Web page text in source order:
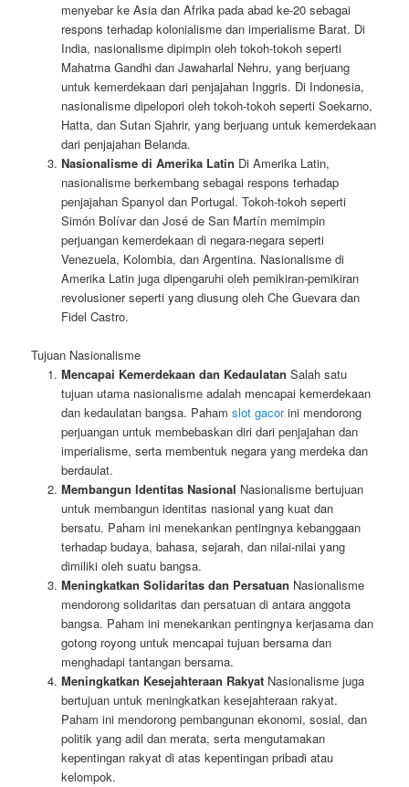
menyebar ke Asia dan Afrika pada abad ke-20 sebagai
respons terhadap kolonialisme dan imperialisme Barat. Di
India, nasionalisme dipimpin oleh tokoh-tokoh seperti
Mahatma Gandhi dan Jawaharlal Nehru, yang berjuang
untuk kemerdekaan dari penjajahan Inggris. Di Indonesia,
nasionalisme dipelopori oleh tokoh-tokoh seperti Soekarno,
Hatta, dan Sutan Sjahrir, yang berjuang untuk kemerdekaan
dari penjajahan Belanda.
Nasionalisme di Amerika Latin Di Amerika Latin,
nasionalisme berkembang sebagai respons terhadap
penjajahan Spanyol dan Portugal. Tokoh-tokoh seperti
Simón Bolívar dan José de San Martín memimpin
perjuangan kemerdekaan di negara-negara seperti
Venezuela, Kolombia, dan Argentina. Nasionalisme di
Amerika Latin juga dipengaruhi oleh pemikiran-pemikiran
revolusioner seperti yang diusung oleh Che Guevara dan
Fidel Castro.
Tujuan Nasionalisme
Mencapai Kemerdekaan dan Kedaulatan Salah satu
tujuan utama nasionalisme adalah mencapai kemerdekaan
dan kedaulatan bangsa. Paham slot gacorini mendorong
perjuangan untuk membebaskan diri dari penjajahan dan
imperialisme, serta membentuk negara yang merdeka dan
berdaulat.
Membangun Identitas Nasional Nasionalisme bertujuan
untuk membangun identitas nasional yang kuat dan
bersatu. Paham ini menekankan pentingnya kebanggaan
terhadap budaya, bahasa, sejarah, dan nilai-nilai yang
dimiliki oleh suatu bangsa.
Meningkatkan Solidaritas dan Persatuan Nasionalisme
mendorong solidaritas dan persatuan di antara anggota
bangsa. Paham ini menekankan pentingnya kerjasama dan
gotong royong untuk mencapai tujuan bersama dan
menghadapi tantangan bersama.
Meningkatkan Kesejahteraan RakyatNasionalisme juga
bertujuan untuk meningkatkan kesejahteraan rakyat.
Paham ini mendorong pembangunan ekonomi, sosial, dan
politik yang adil dan merata, serta mengutamakan
kepentingan rakyat di atas kepentingan pribadi atau
kelompok.